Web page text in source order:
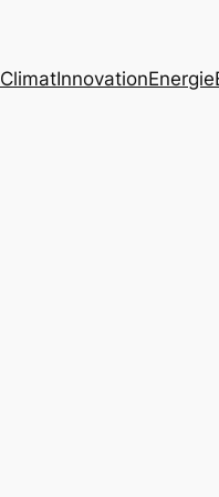
ClimatInnovationEnergie